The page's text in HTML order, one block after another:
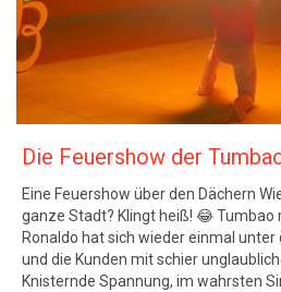
Die Feuershow der
Eine Feuershow über den Dächern
ganze Stadt? Klingt heiß! 😂 Tumbao
Ronaldo hat sich wieder einmal
und die Kunden mit schier
Knisternde Spannung, im wahrsten